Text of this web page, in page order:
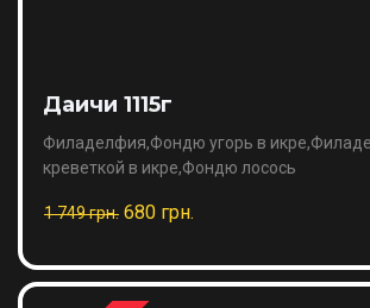
Даичи 1115г
Филаделфия,Фондю угорь в
креветкой в икре,Фондю лосось
1 749 грн. 680 грн.